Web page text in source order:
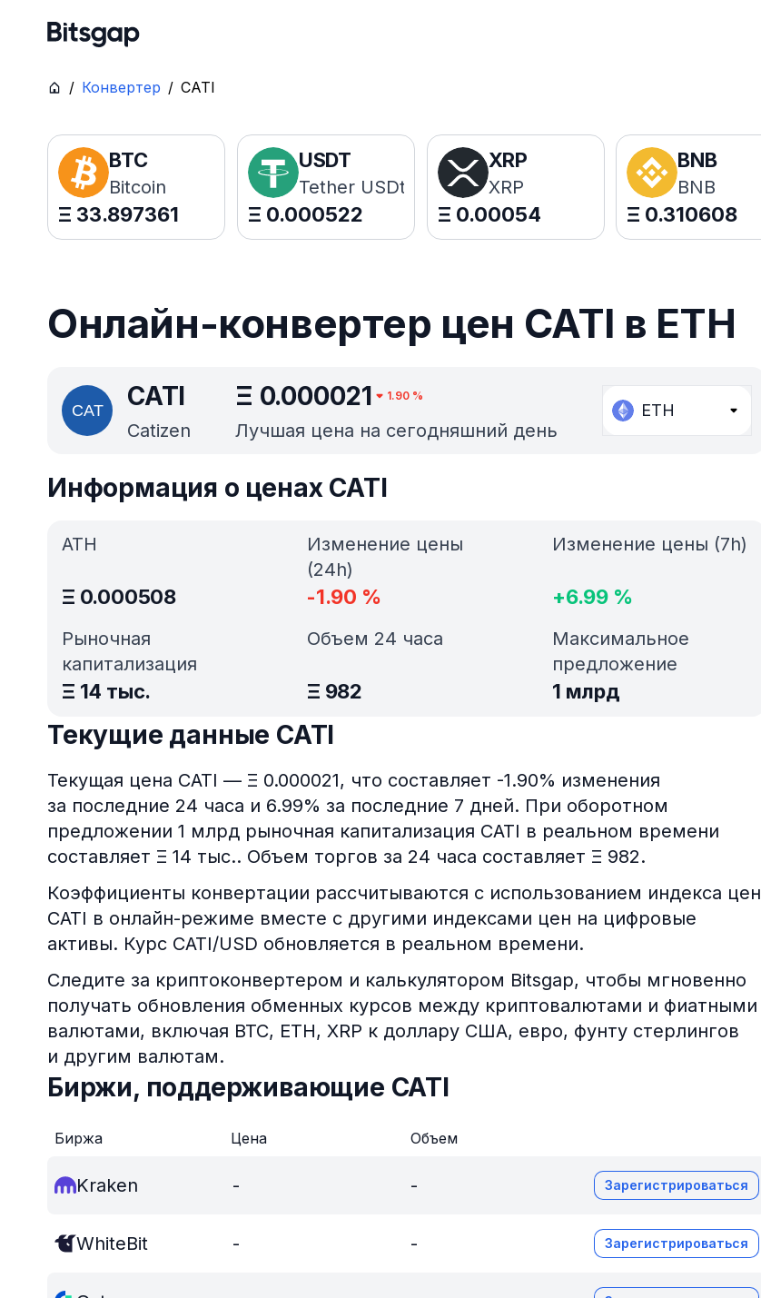
/ Конвертер / CATI
BTC
Bitcoin
Ξ 33.897361
USDT
Tether USDt
Ξ 0.000522
XRP
XRP
Ξ 0.00054
BNB
BNB
Ξ 0.310608
Онлайн-конвертер цен CATI в ETH
CATI
Catizen
Ξ 0.000021 1.90 %
Лучшая цена на сегодняшний день
ETH
Информация о ценах CATI
ATH
Ξ 0.000508
Рыночная
капитализация
Ξ 14 тыс.
Изменение цены
(24h)
-1.90 %
Изменение цены (7h)
+6.99 %
Объем 24 часа
Ξ 982
Максимальное
предложение
1 млрд
Текущие данные CATI
Текущая цена CATI — Ξ 0.000021, что составляет -1.90% изменения
за последние 24 часа и 6.99% за последние 7 дней. При оборотном
предложении 1 млрд рыночная капитализация CATI в реальном времени
составляет Ξ 14 тыс.. Объем торгов за 24 часа составляет Ξ 982.
Коэффициенты конвертации рассчитываются с использованием индекса цен
CATI в онлайн-режиме вместе с другими индексами цен на цифровые
активы. Курс CATI/USD обновляется в реальном времени.
Следите за криптоконвертером и калькулятором Bitsgap, чтобы мгновенно
получать обновления обменных курсов между криптовалютами и фиатными
валютами, включая BTC, ETH, XRP к доллару США, евро, фунту стерлингов
и другим валютам.
Биржи, поддерживающие CATI
Биржа Цена Объем
Kraken - - Зарегистрироваться
WhiteBit - - Зарегистрироваться